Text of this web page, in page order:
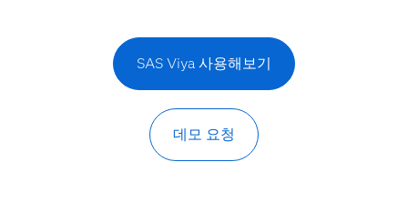
SAS Viya 사용해보기
데모 요청